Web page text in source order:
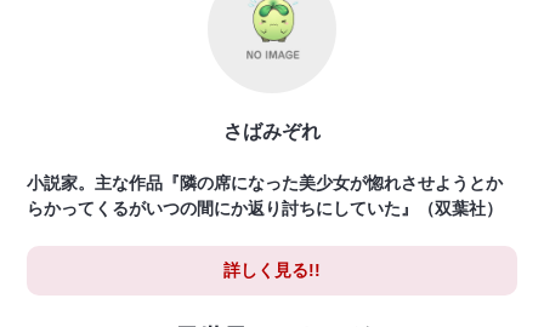
さばみぞれ
小説家。主な作品『隣の席になった美少女が惚れさせようとか
らかってくるがいつの間にか返り討ちにしていた』（双葉社）
詳しく見る!!